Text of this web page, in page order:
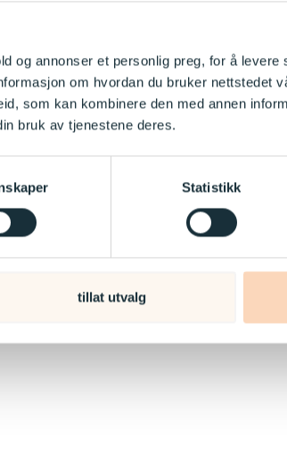
og annonser et personlig preg, for å
om hvordan du bruker nettstedet
som kan kombinere den med annen
bruk av tjenestene deres.
Statistikk
tillat utvalg